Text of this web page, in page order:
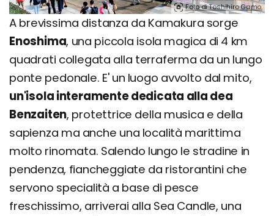
Foto di Toshihiro Gamo.
A brevissima distanza da Kamakura sorge
Enoshima, una piccola isola magica di 4 km
quadrati collegata alla terraferma da un lungo
ponte pedonale. E' un luogo avvolto dal mito,
un'isola interamente dedicata alla dea
Benzaiten, protettrice della musica e della
sapienza ma anche una località marittima
molto rinomata. Salendo lungo le stradine in
pendenza, fiancheggiate da ristorantini che
servono specialità a base di pesce
freschissimo, arriverai alla Sea Candle, una